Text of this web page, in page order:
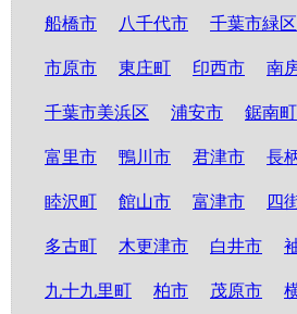
船橋市
八千代市 千葉市緑区
市原市 東庄町 印西市 南
千葉市美浜区 浦安市 鋸南町
富里市 鴨川市 君津市 長
睦沢町 館山市 富津市 四
多古町 木更津市 白井市
九十九里町 柏市 茂原市